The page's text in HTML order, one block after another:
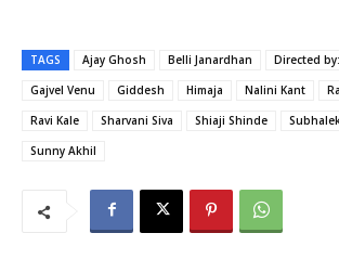
TAGS Ajay Ghosh Belli Janardhan
Directed
Gajvel Venu
Giddesh Himaja Nalini Kant
Ravi Kale
Sharvani Siva Shiaji Shinde
Sunny Akhil